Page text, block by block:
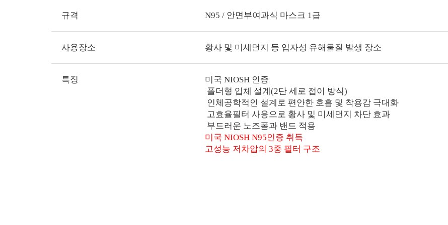
규격 N95 / 안면부여과식 마스크 1급
사용장소 황사 및 미세먼지 등 입자성 유해물질 발생 장소
특징
미국 NIOSH 인증­
­ 폴더형 입체 설계(2단 세로 접이 방식)
­ 인체공학적인 설계로 편안한 호흡 및 착용감 극대화
­ 고효율필터 사용으로 황사 및 미세먼지 차단 효과
­ 부드러운 노즈폼과 밴드 적용
미국 NIOSH N95인증 취득
고성능 저차압의 3중 필터 구조